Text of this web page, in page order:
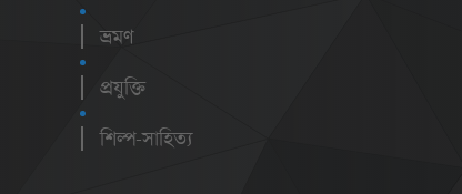
ভ্রমণ
প্রযুক্তি
শিল্প-সাহিত্য